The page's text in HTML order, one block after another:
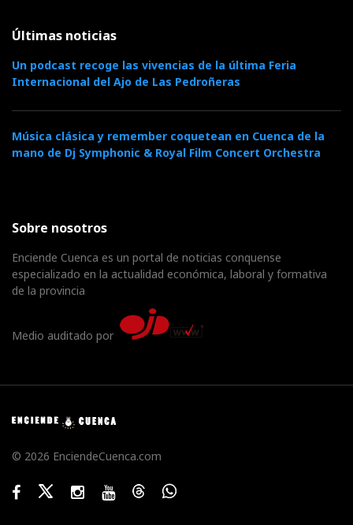
Últimas noticias
Un podcast recoge las vivencias de la última Feria
Internacional del Ajo de Las Pedroñeras
Música clásica y remember coquetean en Cuenca de la
mano de Dj Symphonic & Royal Film Concert Orchestra
Sobre nosotros
Enciende Cuenca es un portal de noticias conquense
especializado en la actualidad económica, laboral y formativa
de la provincia
Medio auditado por
© 2026 EnciendeCuenca.com
FacebookTwitterInstagramYoutubeThreadsWhatsApp